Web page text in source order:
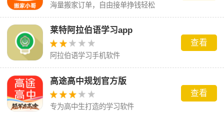
海量搬家订单，自由接单挣钱轻松
莱特阿拉伯语学习app
阿拉伯语学习手机软件
查看
高途高中规划官方版
专为高中生打造的学习软件
查看